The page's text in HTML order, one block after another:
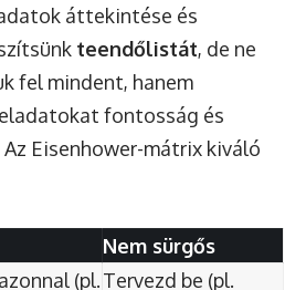
áttekintése és
teendőlistát, de ne
fel mindent, hanem
fontosság és
Eisenhower-mátrix kiváló
Nem sürgős
(pl.Tervezd be (pl.